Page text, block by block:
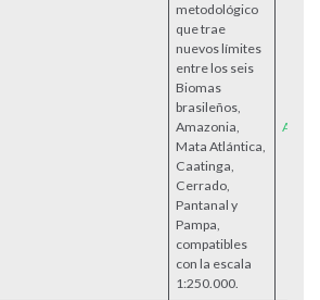
metodológico
que trae
nuevos límites
entre los seis
Biomas
brasileños,
Amazonia,
Mata Atlántica,
Caatinga,
Cerrado,
Pantanal y
Pampa,
compatibles
con la escala
1:250.000.